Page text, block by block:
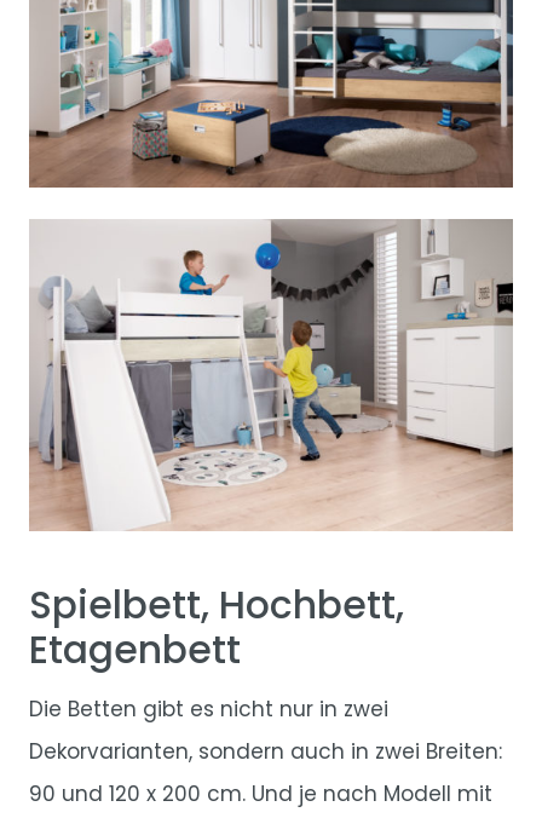
Spielbett, Hochbett,
Etagenbett
Die Betten gibt es nicht nur in zwei
Dekorvarianten, sondern auch in zwei Breiten:
90 und 120 x 200 cm. Und je nach Modell mit